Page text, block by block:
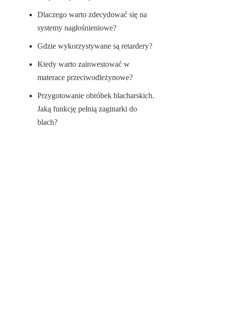
Dlaczego warto zdecydować się na
systemy nagłośnieniowe?
Gdzie wykorzystywane są retardery?
Kiedy warto zainwestować w
materace przeciwodleżynowe?
Przygotowanie obróbek blacharskich.
Jaką funkcję pełnią zaginarki do
blach?